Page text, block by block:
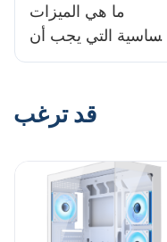
الكمبيوتر الشخصية
المدمجة متعددة
الإمكانات
ما هي الميزات
الأساسية التي يجب أن
تتوفر في علبة
للألعاب الحديثة؟
قد ترغب